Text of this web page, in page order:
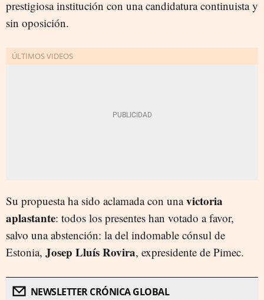
prestigiosa institución con una candidatura continuista y
sin oposición.
Su propuesta ha sido aclamada con unavictoria
aplastante: todos los presentes han votado a favor,
salvo una abstención: la del indomable cónsul de
Estonia, Josep Lluís Rovira, expresidente de Pimec.
NEWSLETTER CRÓNICA GLOBAL